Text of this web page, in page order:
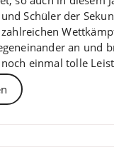
Schüler der
an und
einmal tolle